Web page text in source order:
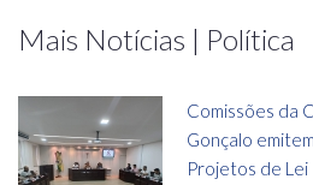
Mais Notícias | Política
Comissões da
Gonçalo
Projetos de Lei